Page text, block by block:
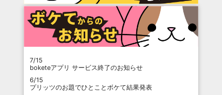
7/15
boketeアプリ サービス終了のお知らせ
6/15
プリッツのお題でひとことボケて結果発表